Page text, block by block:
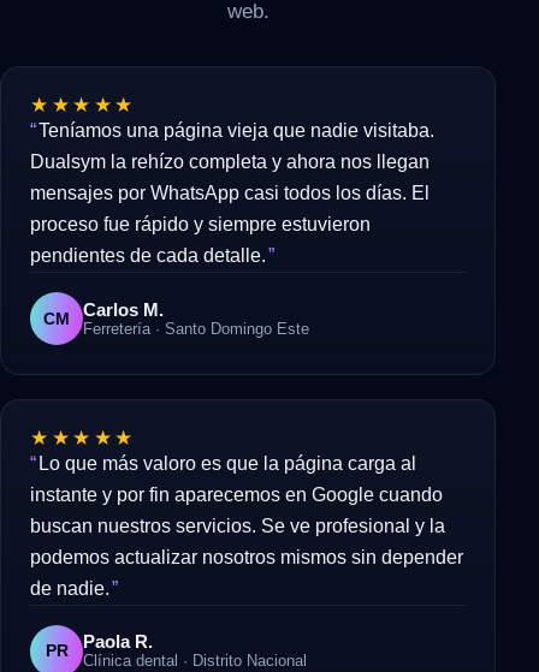
web.
★★★★★
Teníamos una página vieja que nadie visitaba.
Dualsym la rehízo completa y ahora nos llegan
mensajes por WhatsApp casi todos los días. El
proceso fue rápido y siempre estuvieron
pendientes de cada detalle.
CM Carlos M.
Ferretería · Santo Domingo Este
★★★★★
Lo que más valoro es que la página carga al
instante y por fin aparecemos en Google cuando
buscan nuestros servicios. Se ve profesional y la
podemos actualizar nosotros mismos sin depender
de nadie.
PR Paola R.
Clínica dental · Distrito Nacional